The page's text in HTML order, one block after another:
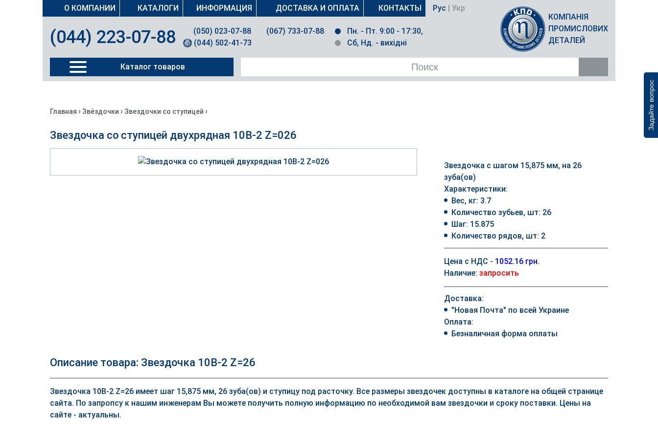
Задайте вопрос
О КОМПАНИИ КАТАЛОГИ ИНФОРМАЦИЯ ДОСТАВКА И ОПЛАТА КОНТАКТЫ Рус | Укр
(044) 223-07-88 (050) 023-07-88
(067) 733-07-88
(044) 502-41-73
Пн. - Пт. 9:00 - 17:30,
Сб, Нд. - вихідні
КОМПАНІЯ
ПРОМИСЛОВИХ
ДЕТАЛЕЙ
Каталог товаров
Главная › Звёздочки › Звездочки со ступицей ›
Звездочка со ступицей двухрядная 10B-2 Z=026
Звездочка с шагом 15,875 мм, на 26
зуба(ов)
Характеристики:
Вес, кг: 3.7
Количество зубьев, шт: 26
Шаг: 15.875
Количество рядов, шт: 2
Цена с НДС - 1052.16 грн.
Наличие: запросить
Доставка:
"Новая Почта" по всей Украине
Оплата:
Безналичная форма оплаты
Описание товара: Звездочка 10B-2 Z=26
Звездочка 10B-2 Z=26 имеет шаг 15,875 мм, 26 зуба(ов) и ступицу под расточку. Все размеры звездочек доступны в каталоге на общей странице
сайта. По запропсу к нашим инженерам Вы можете получить полную информацию по необходимой вам звездочки и сроку поставки. Цены на
сайте - актуальны.